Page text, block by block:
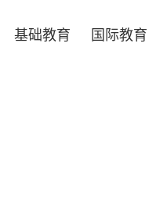
基础教育 国际教育